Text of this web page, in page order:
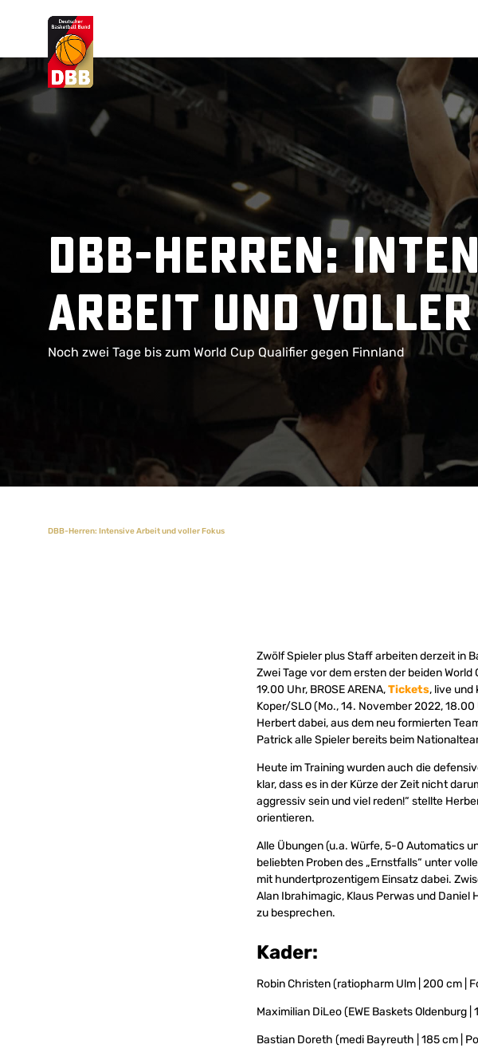
Suchvorschläge
Lorem Ipsum
DBB-Herren:
Arbeit und voller
Noch zwei Tage bis zum World Cup Qualifier gegen Finnland
DBB-Herren: Intensive Arbeit und voller Fokus
Zwölf Spieler plus Staff arbeiten derzeit in
Zwei Tage vor dem ersten der beiden
19.00 Uhr, BROSE ARENA,Tickets, live und
Koper/SLO (Mo., 14. November 2022,
Herbert dabei, aus dem neu formierten
Patrick alle Spieler bereits beim
Heute im Training wurden auch die
klar, dass es in der Kürze der Zeit nicht
aggressiv sein und viel reden!“ stellte
orientieren.
Alle Übungen (u.a. Würfe, 5-0 Automatics
beliebten Proben des „Ernstfalls“ unter
mit hundertprozentigem Einsatz dabei.
Alan Ibrahimagic, Klaus Perwas und
zu besprechen.
Kader:
Robin Christen (ratiopharm Ulm | 200 cm |
Maximilian DiLeo (EWE Baskets Oldenburg |
Bastian Doreth (medi Bayreuth | 185 cm |